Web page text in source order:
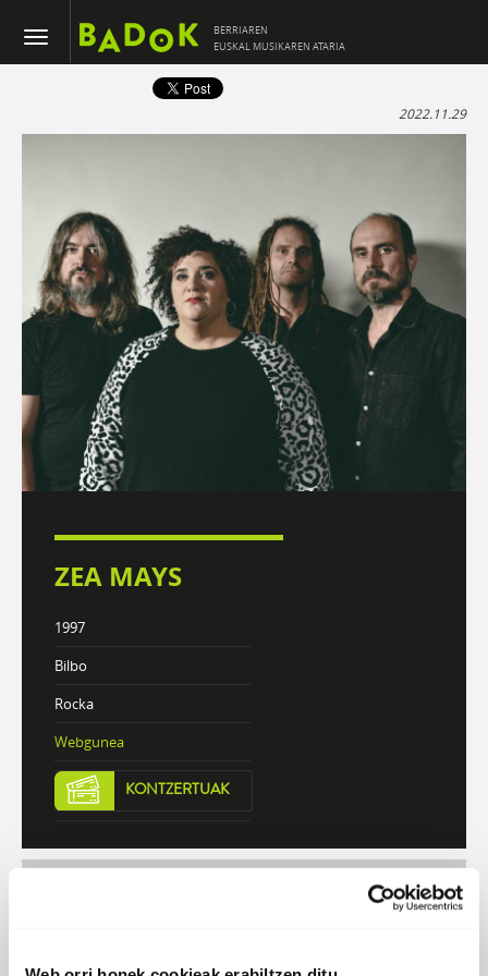
BERRIAREN
EUSKAL MUSIKAREN ATARIA
2022.11.29
ZEA MAYS
1997
Bilbo
Rocka
Webgunea
KONTZERTUAK
BIOGRAFIA